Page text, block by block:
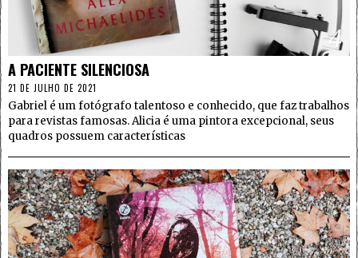
4
A PACIENTE SILENCIOSA
21 DE JULHO DE 2021
Gabriel é um fotógrafo talentoso e conhecido, que faz trabalhos
para revistas famosas. Alicia é uma pintora excepcional, seus
quadros possuem características